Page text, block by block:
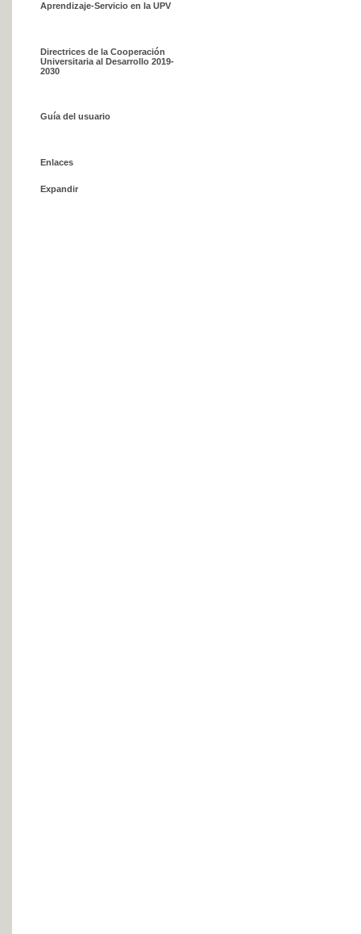
Aprendizaje-Servicio en la UPV
Directrices de la Cooperación
Universitaria al Desarrollo 2019-
2030
Guía del usuario
Enlaces
Expandir